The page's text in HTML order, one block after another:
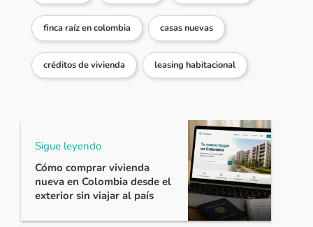
finca raíz en colombia casas nuevas
créditos de vivienda leasing habitacional
Sigue leyendo
Cómo comprar vivienda
nueva en Colombia desde el
exterior sin viajar al país